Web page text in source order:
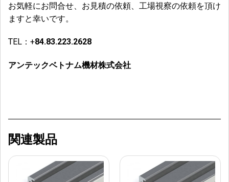
お気軽にお問合せ、お見積の依頼、工場視察の依頼を頂け
ますと幸いです。
TEL：+84.83.223.2628
アンテックベトナム機材株式会社
関連製品